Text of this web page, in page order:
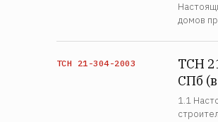
домов
ТСН 21-304-2003
ТСН
СПб
1.1